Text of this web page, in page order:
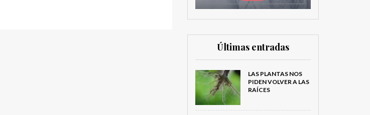
Últimas entradas
LAS PLANTAS NOS
PIDEN VOLVER A LAS
RAÍCES